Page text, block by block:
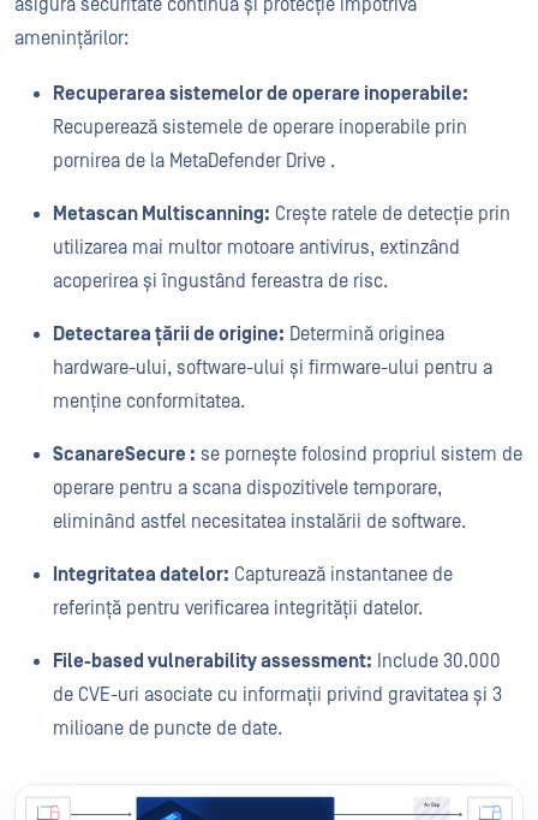
asigură securitate continuă și protecție împotriva
amenințărilor:
Recuperarea sistemelor de operare inoperabile:
Recuperează sistemele de operare inoperabile prin
pornirea de la MetaDefender Drive .
Metascan Multiscanning: Crește ratele de detecție prin
utilizarea mai multor motoare antivirus, extinzând
acoperirea și îngustând fereastra de risc.
Detectarea țării de origine: Determină originea
hardware-ului, software-ului și firmware-ului pentru a
menține conformitatea.
ScanareSecure : se pornește folosind propriul sistem de
operare pentru a scana dispozitivele temporare,
eliminând astfel necesitatea instalării de software.
Integritatea datelor: Capturează instantanee de
referință pentru verificarea integrității datelor.
File-based vulnerability assessment: Include 30.000
de CVE-uri asociate cu informații privind gravitatea și 3
milioane de puncte de date.